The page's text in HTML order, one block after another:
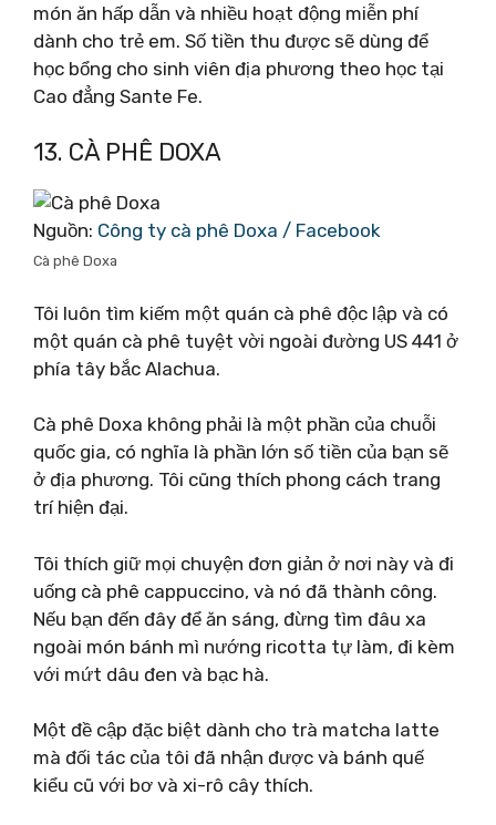
món ăn hấp dẫn và nhiều hoạt động miễn phí
dành cho trẻ em. Số tiền thu được sẽ dùng để
học bổng cho sinh viên địa phương theo học tại
Cao đẳng Sante Fe.
13. CÀ PHÊ DOXA
Nguồn: Công ty cà phê Doxa / Facebook
Cà phê Doxa
Tôi luôn tìm kiếm một quán cà phê độc lập và có
một quán cà phê tuyệt vời ngoài đường US 441 ở
phía tây bắc Alachua.
Cà phê Doxa không phải là một phần của chuỗi
quốc gia, có nghĩa là phần lớn số tiền của bạn sẽ
ở địa phương. Tôi cũng thích phong cách trang
trí hiện đại.
Tôi thích giữ mọi chuyện đơn giản ở nơi này và đi
uống cà phê cappuccino, và nó đã thành công.
Nếu bạn đến đây để ăn sáng, đừng tìm đâu xa
ngoài món bánh mì nướng ricotta tự làm, đi kèm
với mứt dâu đen và bạc hà.
Một đề cập đặc biệt dành cho trà matcha latte
mà đối tác của tôi đã nhận được và bánh quế
kiểu cũ với bơ và xi-rô cây thích.